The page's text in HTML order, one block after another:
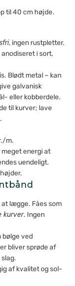
til 40 cm højde.
, ingen rustpletter.
i sort,
Blødt metal – kan
galvanisk
eller kobberdele.
til kurver; lave
m.
energi at
uendeligt.
lægge. Fåes som
kurver. Ingen
bølge ved
bliver sprøde af
af kvalitet og sol­